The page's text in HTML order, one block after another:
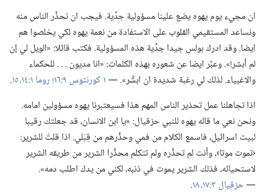
ان مجيء يوم يهوه يضع علينا مسؤولية جدِّية.‏ فيجب ان نحذِّر الناس منه
ونساعد المستقيمي القلوب على الاستفادة من نعمة يهوه لكي يخلصوا هم
ايضا.‏ وقد ادرك بولس جيدا جدِّية هذه المسؤولية.‏ فكتب قائلا:‏ «الويل لي إن
لم أبشر!‏».‏ وعبَّر ايضا عن شعوره بهذه الكلمات:‏ «انا مديون .‏ .‏ .‏ للحكماء
والاغبياء.‏ لذلك لي رغبة شديدة ان ابشِّر».‏ —‏١ كورنثوس ٩:‏١٦؛‏ روما ١:‏١٤،‏ ١٥
‏.‏
اذا تجاهلنا عمل تحذير الناس المهم هذا فسيعتبرنا يهوه مسؤولين امامه.‏
ونحن نعي ما قاله يهوه للنبي حزقيال:‏ «يا ابن الانسان،‏ قد جعلتك رقيبا
لبيت اسرائيل،‏ فاسمع الكلام من فمي وحذِّرهم من قِبَلي.‏ اذا قلتُ للشرير:‏
‹تموت موتا›،‏ وأنت لم تحذِّره ولم تتكلم محذِّرا الشرير من طريقه الشرير
لاستحيائه،‏ فذلك الشرير يموت في ذنبه،‏ لكني من يدك اطلب دمه».‏
—‏حزقيال ٣:‏١٧،‏ ١٨
‏.‏